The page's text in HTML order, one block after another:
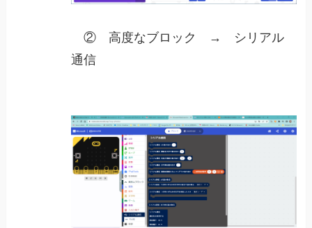
② 高度なブロック → シリアル
通信